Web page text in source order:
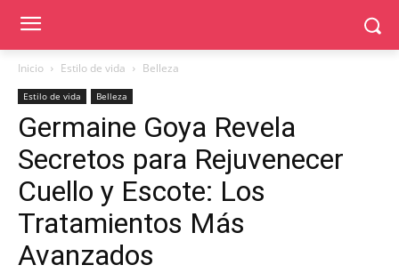
Inicio Estilo de vida Belleza
Estilo de vida Belleza
Germaine Goya Revela
Secretos para Rejuvenecer
Cuello y Escote: Los
Tratamientos Más
Avanzados